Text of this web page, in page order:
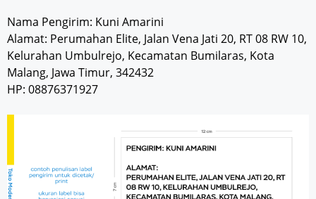
Nama Pengirim: Kuni Amarini
Alamat: Perumahan Elite, Jalan Vena Jati 20, RT 08 RW 10,
Kelurahan Umbulrejo, Kecamatan Bumilaras, Kota
Malang, Jawa Timur, 342432
HP: 08876371927